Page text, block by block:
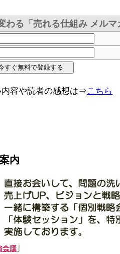
わる「売れる仕組み メルマ
容や読者の感想は⇒こちら
内